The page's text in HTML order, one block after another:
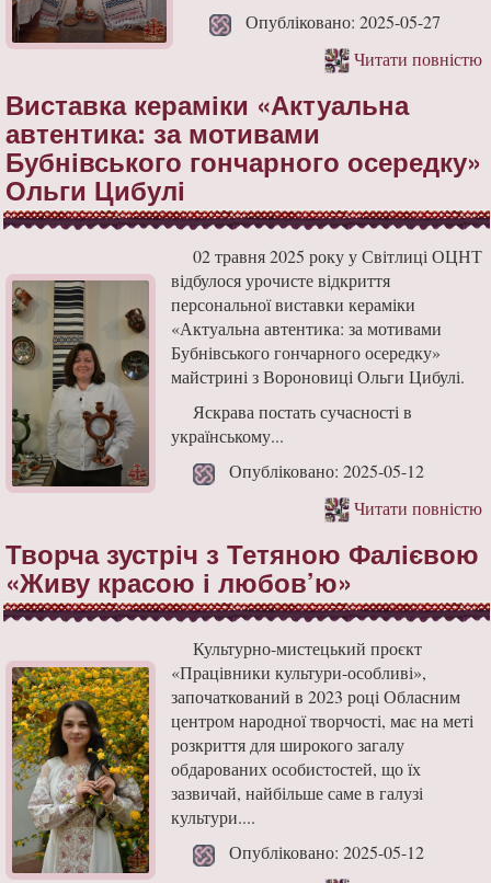
Опубліковано: 2025-05-27
Читати повністю
Виставка кераміки «Актуальна
автентика: за мотивами
Бубнівського гончарного осередку»
Ольги Цибулі
02 травня 2025 року у Світлиці ОЦНТ
відбулося урочисте відкриття
персональної виставки кераміки
«Актуальна автентика: за мотивами
Бубнівського гончарного осередку»
майстрині з Вороновиці Ольги Цибулі.
Яскрава постать сучасності в
українському...
Опубліковано: 2025-05-12
Читати повністю
Творча зустріч з Тетяною Фалієвою
«Живу красою і любов’ю»
Культурно-мистецький проєкт
«Працівники культури-особливі»,
започаткований в 2023 році Обласним
центром народної творчості, має на меті
розкриття для широкого загалу
обдарованих особистостей, що їх
зазвичай, найбільше саме в галузі
культури....
Опубліковано: 2025-05-12